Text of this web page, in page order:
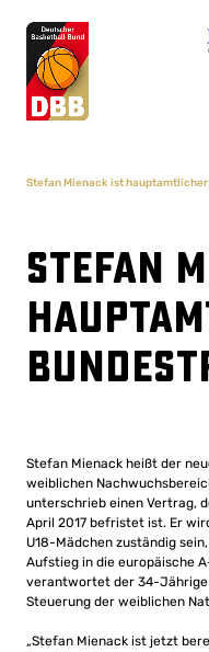
Stefan Mienack ist
Stefan
Stefan Mienack heißt der
weiblichen
unterschrieb einen Vertrag,
April 2017 befristet ist. Er
U18-Mädchen zuständig
Aufstieg in die europäische
verantwortet der 34-Jährige
Steuerung der weiblichen
„Stefan Mienack ist jetzt